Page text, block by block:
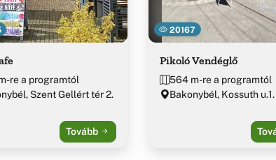
re a programtól
Szent Gellért tér 2.
Tovább
20167
Pikoló Vendéglő
564 m-re a programtól
Bakonybél, Kossuth u.1.